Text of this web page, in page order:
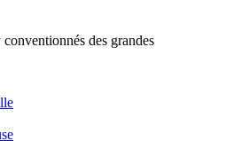
des grandes